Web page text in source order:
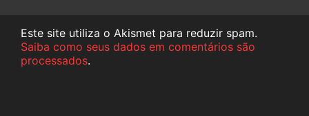
Este site utiliza o Akismet para reduzir spam.
Saiba como seus dados em comentários são
processados.